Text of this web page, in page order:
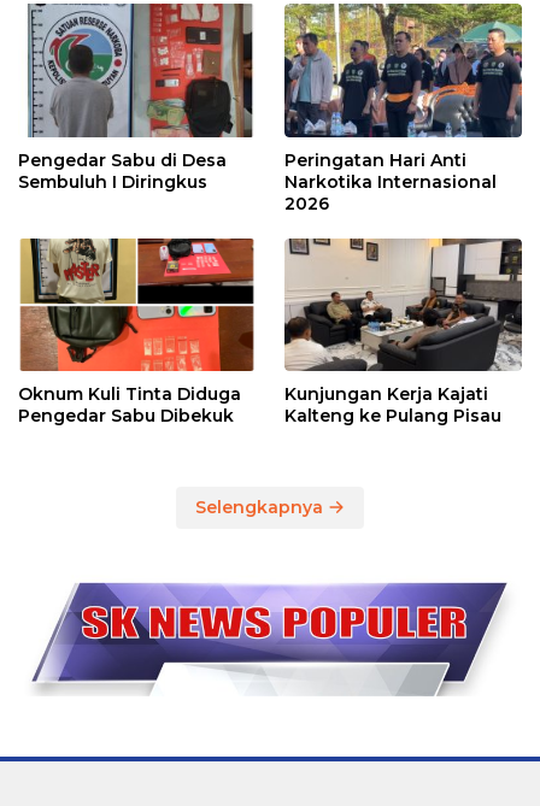
Pengedar Sabu di Desa
Sembuluh I Diringkus
Peringatan Hari Anti
Narkotika Internasional
2026
Oknum Kuli Tinta Diduga
Pengedar Sabu Dibekuk
Kunjungan Kerja Kajati
Kalteng ke Pulang Pisau
Selengkapnya